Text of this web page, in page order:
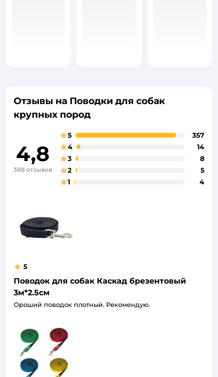
Отзывы на Поводки для собак
крупных пород
4,8
388 отзывов
5
357
4
14
3
8
2
5
1
4
5
Поводок для собак Каскад брезентовый
3м*2.5см
Ороший поводок плотный. Рекомендую.